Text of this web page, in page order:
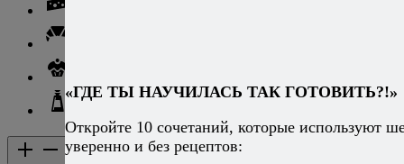
Кухни народов мира Кухни народов мира
«ГДЕ ТЫ НАУЧИЛАСЬ ТАК ГОТОВИТЬ?!»
Откройте 10 сочетаний, которые используют
уверенно и без рецептов: